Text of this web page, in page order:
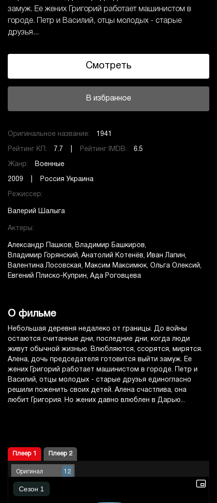
замуж. Ее жених Григорий работает машинистом в
городе. Петр и Василий, отцы молодых - старые
друзья...
Смотреть
В избранное
Оригинальное название: 1941
Рейтинг КП: 7.7 | Рейтинг IMDB: 6.5
Жанр: Военные
2009 | Россия Украина
Режиссер:
Валерий Шалыга
Актеры:
Александр Пашков
Владимир Башкиров
Владимир Горянский
Анатолий Котенёв
Иван Лапин
Валентина Лосовская
Максим Максимюк Ольга Олексий
Евгений Плиско-Куприн
Ада Роговцева
О фильме
Небольшая деревня недалеко от границы. До войны
остаются считанные дни, последние дни, когда люди
живут обычной жизнью. Влюбляются, ссорятся, мирятся.
Алена, дочь председателя готовится выйти замуж. Ее
жених Григорий работает машинистом в городе. Петр и
Василий, отцы молодых - старые друзья единогласно
решили поженить своих детей. Алена счастлива, она
любит Григория. Но жених давно влюблен в Дарью...
Плеер 1 Плеер 2
Оригинал 12